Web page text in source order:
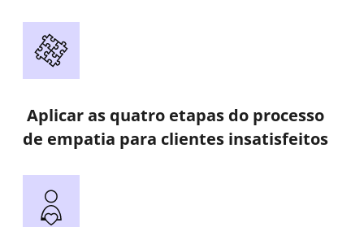
Aplicar as quatro etapas do processo
de empatia para clientes insatisfeitos